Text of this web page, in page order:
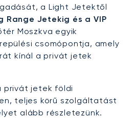
a Light Jetektől
Range Jetekig és a VIP
Moszkva egyik
csomópontja, amely
kínál a privát jetek
privát jetek földi
teljes körű szolgáltatást
alább részletezünk.